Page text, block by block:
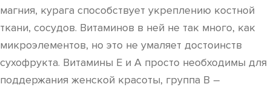
магния, курага способствует укреплению костной
ткани, сосудов. Витаминов в ней не так много, как
микроэлементов, но это не умаляет достоинств
сухофрукта. Витамины Е и А просто необходимы для
поддержания женской красоты, группа В –